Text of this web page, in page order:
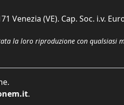
(VE). Cap. Soc. i.v.
la loro riproduzione con qualsiasi
.